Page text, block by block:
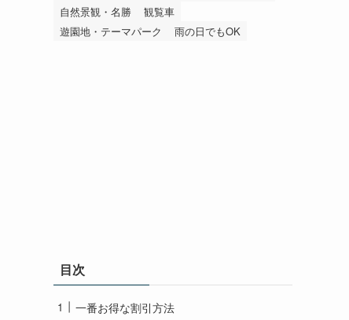
自然景観・名勝
観覧車
遊園地・テーマパーク
雨の日でもOK
目次